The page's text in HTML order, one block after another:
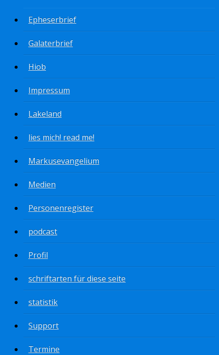
Epheserbrief
Galaterbrief
Hiob
Impressum
Lakeland
lies mich! read me!
Markusevangelium
Medien
Personenregister
podcast
Profil
schriftarten für diese seite
statistik
Support
Termine